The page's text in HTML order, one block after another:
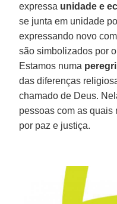
expressa unidade e
se junta em unidade
expressando novo
são simbolizados por
Estamos numa
das diferenças
chamado de Deus.
pessoas com as quais
por paz e justiça.